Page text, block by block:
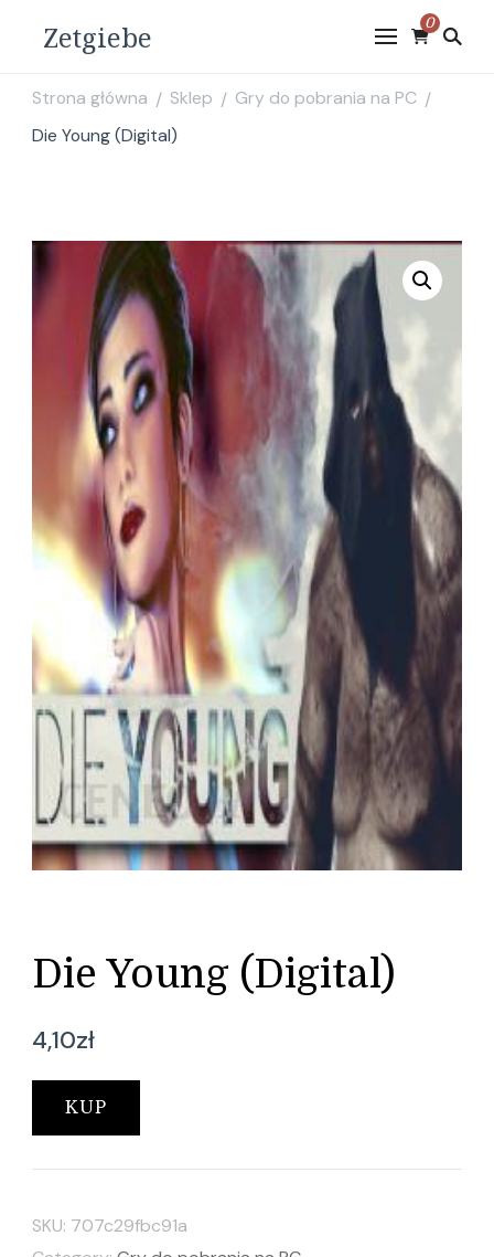
Zetgiebe 0
Strona główna / Sklep / Gry do pobrania na PC /
Die Young (Digital)
Die Young (Digital)
4,10zł
KUP
SKU: 707c29fbc91a